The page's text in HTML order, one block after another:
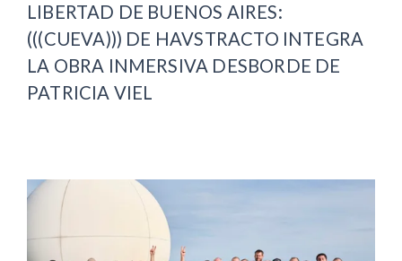
LIBERTAD DE BUENOS AIRES:
(((CUEVA))) DE HAVSTRACTO INTEGRA
LA OBRA INMERSIVA DESBORDE DE
PATRICIA VIEL